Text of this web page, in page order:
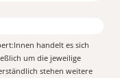
handelt es sich
um die jeweilige
stehen weitere